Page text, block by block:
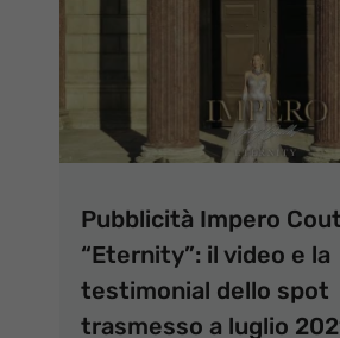
Pubblicità Impero
“Eternity”: il video e la
testimonial dello spot
trasmesso a luglio